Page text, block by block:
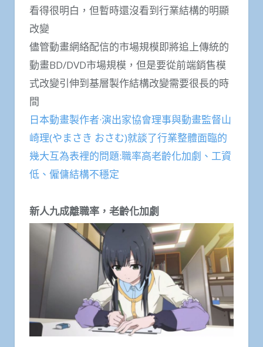
看得很明白，但暫時還沒看到行業結構的明顯
改變
儘管動畫網絡配信的市場規模即將追上傳統的
動畫BD/DVD市場規模，但是要從前端銷售模
式改變引伸到基層製作結構改變需要很長的時
間
日本動畫製作者·演出家協會理事與動畫監督山
崎理(やまさき おさむ)就談了行業整體面臨的
幾大互為表裡的問題:職率高老齡化加劇、工資
低、僱傭結構不穩定
新人九成離職率，老齡化加劇